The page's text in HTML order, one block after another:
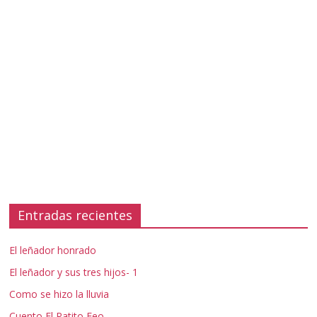
Entradas recientes
El leñador honrado
El leñador y sus tres hijos- 1
Como se hizo la lluvia